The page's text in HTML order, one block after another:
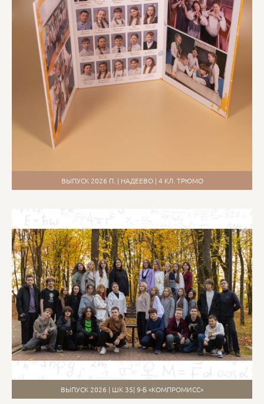
ВЫПУСК 2026 П. | НАДЕЕВО | 4 КЛ. ТРЮМО
ВЫПУСК 2026 | ШК 35| 9-Б «КОМПРОМИСС»